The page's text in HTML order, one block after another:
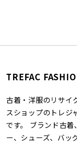
TREFAC
古着・洋服のリサイ
スショップのトレジ
です。 ブランド古
ー、シューズ、バッ